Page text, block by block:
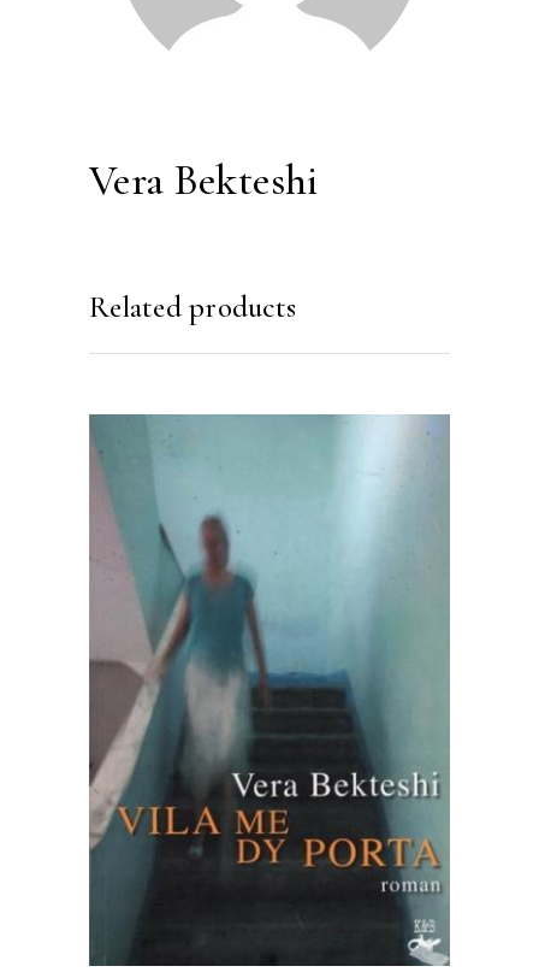
Vera Bekteshi
Related products
SHTOJE NË SHPORTË